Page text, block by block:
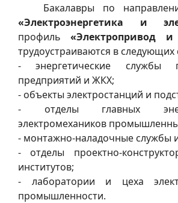
Бакалавры по
«Электроэнергетика и
профиль«Электропривод и
трудоустраиваются в следующих
- энергетические службы
предприятий и ЖКХ;
- объекты электростанций и
- отделы главных
электромехаников
- монтажно-наладочные службы
- отделы проектно-
институтов;
- лаборатории и цеха
промышленности.